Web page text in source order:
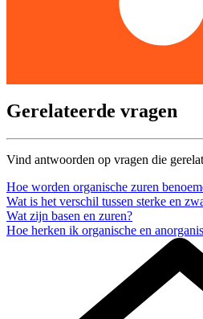
Gerelateerde vragen
Vind antwoorden op vragen die
Hoe worden organische zuren
Wat is het verschil tussen sterke en
Wat zijn basen en zuren?
Hoe herken ik organische en